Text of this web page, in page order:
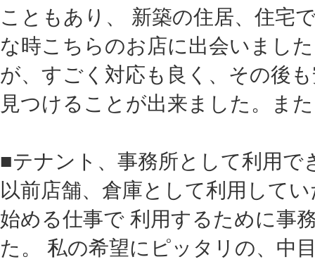
こともあり、 新築の住居、住宅
な時こちらのお店に出会いまし
が、すごく対応も良く、その後
見つけることが出来ました。ま
■テナント、事務所として利用
以前店舗、倉庫として利用して
始める仕事で 利用するために事
た。 私の希望にピッタリの、中